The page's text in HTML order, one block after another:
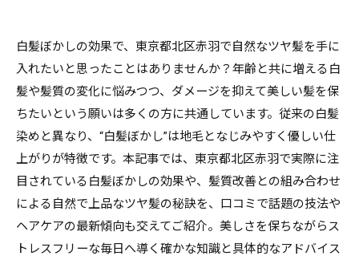
白髪ぼかしの効果で、東京都北区赤羽で自然なツヤ髪を手に
入れたいと思ったことはありませんか？年齢と共に増える白
髪や髪質の変化に悩みつつ、ダメージを抑えて美しい髪を保
ちたいという願いは多くの方に共通しています。従来の白髪
染めと異なり、“白髪ぼかし”は地毛となじみやすく優しい仕
上がりが特徴です。本記事では、東京都北区赤羽で実際に注
目されている白髪ぼかしの効果や、髪質改善との組み合わせ
による自然で上品なツヤ髪の秘訣を、口コミで話題の技法や
ヘアケアの最新傾向も交えてご紹介。美しさを保ちながらス
トレスフリーな毎日へ導く確かな知識と具体的なアドバイス